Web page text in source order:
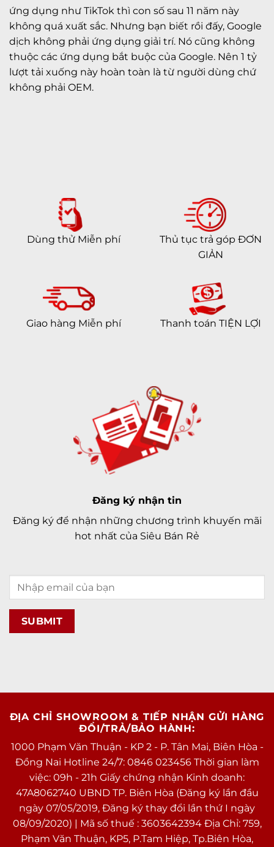
ứng dụng như TikTok thì con số sau 11 năm này
không quá xuất sắc. Nhưng bạn biết rồi đấy, Google
dịch không phải ứng dụng giải trí. Nó cũng không
thuộc các ứng dụng bắt buộc của Google. Nên 1 tỷ
lượt tải xuống này hoàn toàn là từ người dùng chứ
không phải OEM.
Dùng thử Miễn phí
Thủ tục trả góp ĐƠN
GIẢN
Giao hàng Miễn phí Thanh toán TIỆN LỢI
Đăng ký nhận tin
Đăng ký để nhận những chương trình khuyến mãi
hot nhất của Siêu Bán Rẻ
ĐỊA CHỈ SHOWROOM & TIẾP NHẬN GỬI HÀNG
ĐỔI/TRẢ/BẢO HÀNH:
1000 Phạm Văn Thuận - KP 2 - P. Tân Mai, Biên Hòa -
Đồng Nai Hotline 24/7: 0846 023456 Thời gian làm
việc: 09h - 21h Giấy chứng nhận Kinh doanh:
47A8062740 UBND TP. Biên Hòa (Đăng ký lần đầu
ngày 07/05/2019, Đăng ký thay đổi lần thứ I ngày
08/09/2020) | Mã số thuế : 3603642394 Địa Chỉ: 759,
Phạm Văn Thuận, KP5, P.Tam Hiệp, Tp.Biên Hòa,